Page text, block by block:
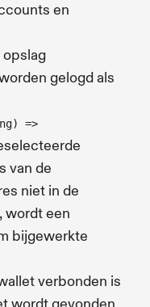
en
gelogd als
=>
van de
niet in de
wordt een
bijgewerkte
verbonden is